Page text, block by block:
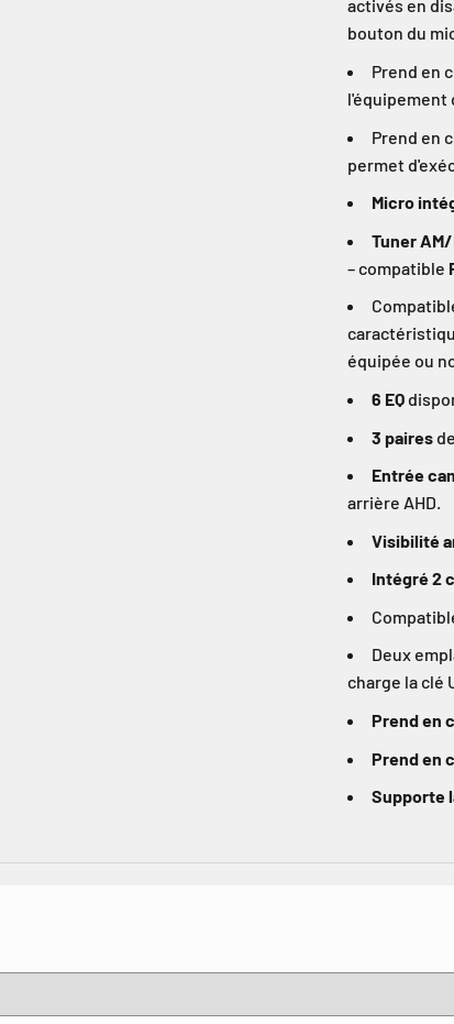
activés en
bouton du
Prend en
l'équipement
Prend en
permet
Micro
Tuner
– compatible
équipée ou
6 EQ
3 paires
Entrée
arrière AHD.
Visibilité
Intégré 2
Deux
charge la clé
Prend en
Prend en
Supporte